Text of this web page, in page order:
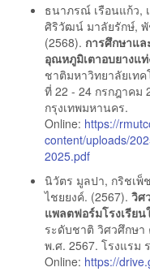
ธนาภรณ์ เรือนแก้ว,
ศิริวัฒน์ มาลัยรักษ์, พั
(2568). การศึกษาแ
อุณหภูมิเตาอบยางแท่
ชาติมหาวิทยาลัยเท
ที่ 22 - 24 กรกฎาคม
กรุงเทพมหานคร.
Online: https://
content/uploads/
2025.pdf
นิวัตร มูลปา, กริชเ
ไชยยงค์. (2567). วิศ
แพลตฟอร์มโรงเรียน
ระดับชาติ วิศวศึกษา
พ.ศ. 2567. โรงแรม
Online: https://